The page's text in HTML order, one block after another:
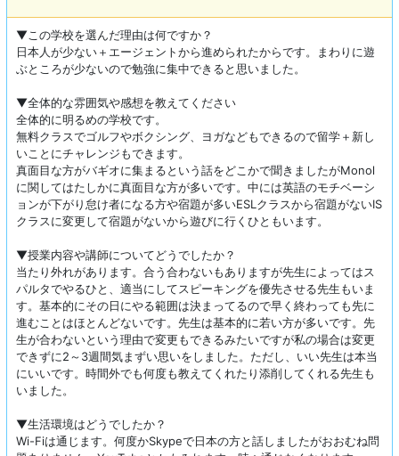
▼この学校を選んだ理由は何ですか？
日本人が少ない＋エージェントから進められたからです。まわりに遊
ぶところが少ないので勉強に集中できると思いました。
▼全体的な雰囲気や感想を教えてください
全体的に明るめの学校です。
無料クラスでゴルフやボクシング、ヨガなどもできるので留学＋新し
いことにチャレンジもできます。
真面目な方がバギオに集まるという話をどこかで聞きましたがMonol
に関してはたしかに真面目な方が多いです。中には英語のモチベーシ
ョンが下がり怠け者になる方や宿題が多いESLクラスから宿題がないIS
クラスに変更して宿題がないから遊びに行くひともいます。
▼授業内容や講師についてどうでしたか？
当たり外れがあります。合う合わないもありますが先生によってはス
パルタでやるひと、適当にしてスピーキングを優先させる先生もいま
す。基本的にその日にやる範囲は決まってるので早く終わっても先に
進むことはほとんどないです。先生は基本的に若い方が多いです。先
生が合わないという理由で変更もできるみたいですが私の場合は変更
できずに2～3週間気まずい思いをしました。ただし、いい先生は本当
にいいです。時間外でも何度も教えてくれたり添削してくれる先生も
いました。
▼生活環境はどうでしたか？
Wi-Fiは通じます。何度かSkypeで日本の方と話しましたがおおむね問